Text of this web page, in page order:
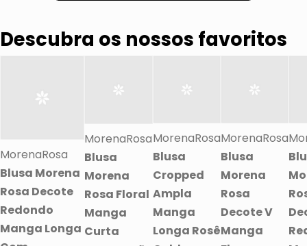
Descubra os nossos favoritos
MorenaRosa
Blusa Morena
Rosa Decote
Redondo
Manga Longa
MorenaRosa
Blusa
Morena
Rosa Floral
Manga
Curta
MorenaRosa
Blusa
Cropped
Ampla
Manga
Longa Rosê
MorenaRosa
Blusa
Morena
Rosa
Decote V
Manga